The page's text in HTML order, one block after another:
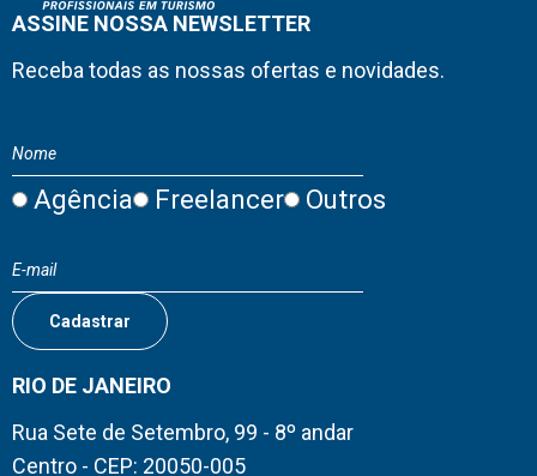
ASSINE NOSSA NEWSLETTER
Receba todas as nossas ofertas e novidades.
Agência Freelancer Outros
RIO DE JANEIRO
Rua Sete de Setembro, 99 - 8º andar
Centro - CEP: 20050-005